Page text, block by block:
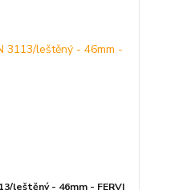
leštěný - 46mm - FERVI